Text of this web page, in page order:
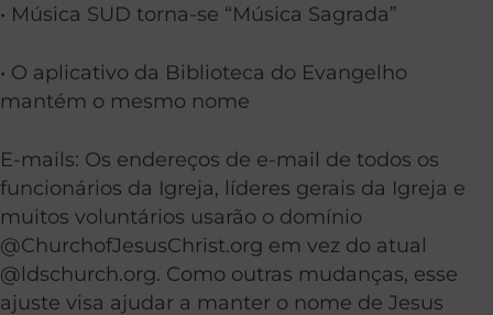
• Música SUD torna-se “Música Sagrada”
• O aplicativo da Biblioteca do Evangelho
mantém o mesmo nome
E-mails: Os endereços de e-mail de todos os
funcionários da Igreja, líderes gerais da Igreja e
muitos voluntários usarão o domínio
@ChurchofJesusChrist.org em vez do atual
@ldschurch.org. Como outras mudanças, esse
ajuste visa ajudar a manter o nome de Jesus